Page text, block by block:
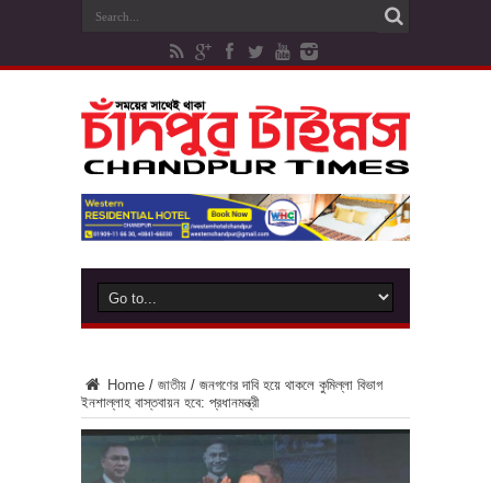
Home / জাতীয় / জনগণের দাবি হয়ে থাকলে কুমিল্লা বিভাগ
ইনশাল্লাহ বাস্তবায়ন হবে: প্রধানমন্ত্রী